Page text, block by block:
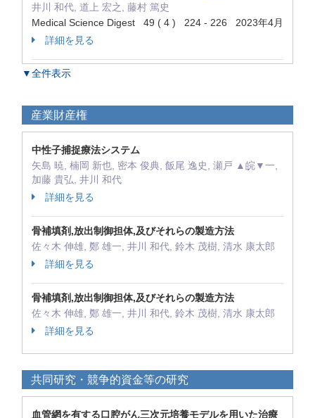
井川 和代, 道上 宏之, 藤村 篤史
Medical Science Digest 49 ( 4 ) 224 - 226 2023年4月
詳細を見る
▼全件表示
産業財産権
中性子捕捉療法システム
矢島 暁, 楠岡 新也, 密本 俊典, 飯尾 逸史, 瀬戸 ▲皖▼一,
加藤 貴弘, 井川 和代
詳細を見る
骨補填剤,放出制御担体,及びそれらの製造方法
佐々木 伸雄, 鄭 雄一, 井川 和代, 鈴木 茂樹, 清水 康太郎
詳細を見る
骨補填剤,放出制御担体,及びそれらの製造方法
佐々木 伸雄, 鄭 雄一, 井川 和代, 鈴木 茂樹, 清水 康太郎
詳細を見る
共同研究・競争的資金等の研究
血管網を有する口腔がん三次元培養モデルを用いた治療